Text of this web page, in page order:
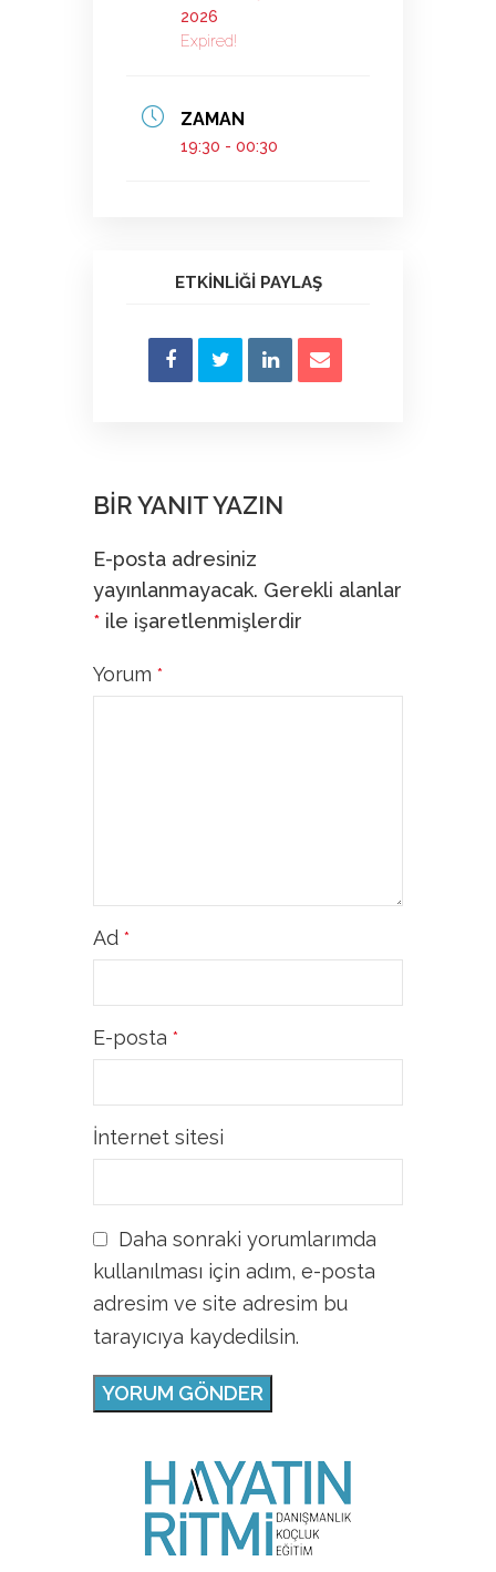
2026
Expired!
ZAMAN
19:30 - 00:30
ETKINLIĞI PAYLAŞ
BIR YANIT YAZIN
E-posta adresiniz
yayınlanmayacak. Gerekli alanlar
* ile işaretlenmişlerdir
Yorum *
Ad *
E-posta *
İnternet sitesi
Daha sonraki yorumlarımda
kullanılması için adım, e-posta
adresim ve site adresim bu
tarayıcıya kaydedilsin.